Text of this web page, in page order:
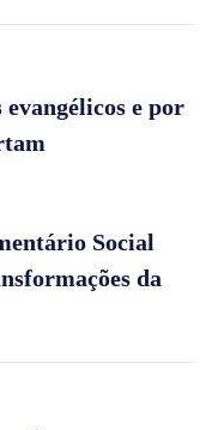
e por
Social
da